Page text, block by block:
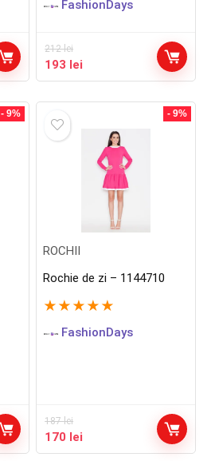
FashionDays
212lei
Prețul
inițial
212 lei.
193 lei
curent
- 9% - 9%
ROCHII
Rochie de zi – 1144710
★ ★ ★ ★ ★
FashionDays
187lei
Prețul
inițial
170 lei
curent